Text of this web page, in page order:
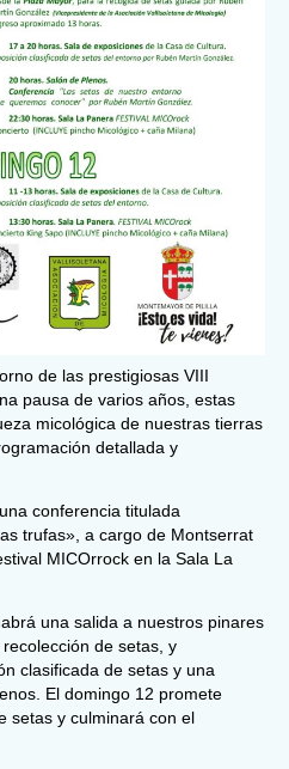
de las prestigiosas VIII
pausa de varios años, estas
micológica de nuestras tierras
detallada y
conferencia titulada
trufas», a cargo de Montserrat
MICOrrock en la Sala La
una salida a nuestros pinares
de setas, y
clasificada de setas y una
El domingo 12 promete
setas y culminará con el